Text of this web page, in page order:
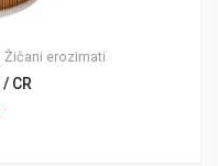
Žičani erozimati
CR